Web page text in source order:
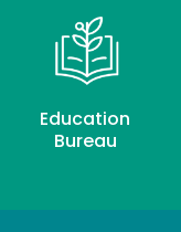
Education
Bureau